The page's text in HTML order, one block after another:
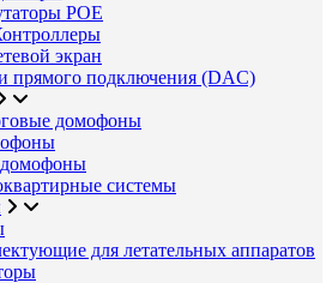
POE
экран
прямого подключения (DAC)
домофоны
системы
для летательных аппаратов